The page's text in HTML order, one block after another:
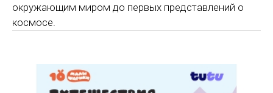
окружающим миром до первых представлений о
космосе.